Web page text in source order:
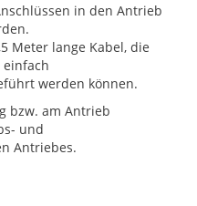
in den Antrieb
Meter lange Kabel, die
einfach
werden können.
bzw. am Antrieb
und
Antriebes.